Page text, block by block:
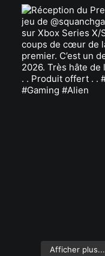
Afficher plus...